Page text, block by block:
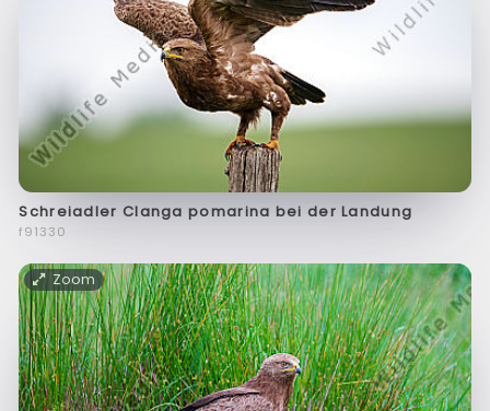
Schreiadler Clanga pomarina bei der Landung
f91330
Zoom